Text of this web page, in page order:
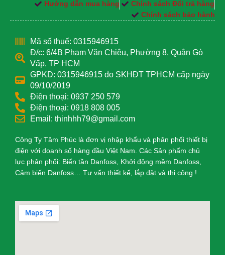
Hướng dẫn mua hàng
Chính sách Đổi trả hàng
Chính sách bảo hành
Mã số thuế: 0315946915
Đ/c: 6/4B Phạm Văn Chiêu, Phường 8, Quận Gò
Vấp, TP HCM
GPKD: 0315946915 do SKHĐT TPHCM cấp ngày
09/10/2019
Điện thoại: 0937 250 579
Điện thoại: 0918 808 005
Email: thinhhh79@gmail.com
Công Ty Tâm Phúc là đơn vị nhập khẩu và phân phối thiết bị
điện với doanh số hàng đầu Việt Nam. Các Sản phẩm chủ
lực phân phối: Biến tần Danfoss, Khởi động mềm Danfoss,
Cảm biến Danfoss… Tư vấn thiết kế, lắp đặt và thi công !